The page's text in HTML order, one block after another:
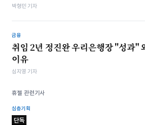
박형민 기자
금융
취임 2년 정진완 우리은행장 "성과"
이유
심지영 기자
휴젤 관련기사
심층기획
단독